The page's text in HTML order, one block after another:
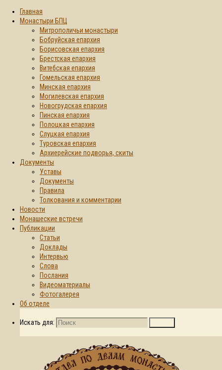
Главная
Монастыри БПЦ
Митрополичьи монастыри
Бобруйская епархия
Борисовская епархия
Брестская епархия
Витебская епархия
Гомельская епархия
Минская епархия
Могилевская епархия
Новогрудская епархия
Пинская епархия
Полоцкая епархия
Слуцкая епархия
Туровская епархия
Архиерейские подворья, скиты
Документы
Уставы
Документы
Правила
Толкования и комментарии
Новости
Монашеские встречи
Публикации
Статьи
Доклады
Интервью
Слова
Послания
Видеоматериалы
Фотогалерея
Об отделе
Искать для:
© 2015-2026. Синодальный отдел по
делам монастырей и монашеству БПЦ